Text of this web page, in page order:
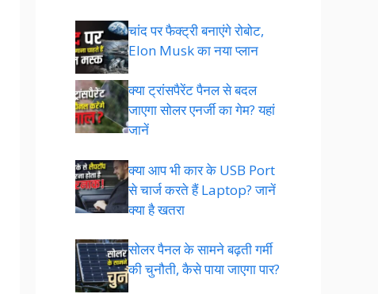
चांद पर फैक्ट्री बनाएंगे रोबोट,
Elon Musk का नया प्लान
क्या ट्रांसपैरेंट पैनल से बदल
जाएगा सोलर एनर्जी का गेम? यहां
जानें
क्या आप भी कार के USB Port
से चार्ज करते हैं Laptop? जानें
क्या है खतरा
सोलर पैनल के सामने बढ़ती गर्मी
की चुनौती, कैसे पाया जाएगा पार?